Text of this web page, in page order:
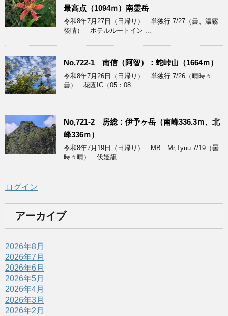
最高点（1094ｍ）南霊岳
令和8年7月27日（日帰り） 単独行 7/27（曇、濃霧
後晴） ホテルルートイン ...
No,722-1 南信（阿智）：蛇峠山（1664ｍ）
令和8年7月26日（日帰り） 単独行 7/26（晴時々
曇） 花園IC（05：08 ...
No,721-2 房総：伊予ヶ岳（南峰336.3ｍ、北
峰336ｍ）
令和8年7月19日（日帰り） MB Mr,Tyuu 7/19（曇
時々晴） 伏姫籠 ...
ログイン
アーカイブ
2026年8月
2026年7月
2026年6月
2026年5月
2026年4月
2026年3月
2026年2月